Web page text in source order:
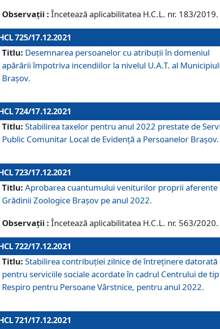
Observații : Încetează aplicabilitatea H.C.L. nr. 183/2019.
725/17.12.2021
Titlu: Desemnarea persoanelor cu atribuții în domeniul
apărării împotriva incendiilor la nivelul U.A.T. al
Brașov.
724/17.12.2021
Titlu: Stabilirea taxelor pentru anul 2022 prestate de
Public Comunitar Local de Evidență a Persoanelor Braşov.
723/17.12.2021
Titlu: Aprobarea cuantumului veniturilor proprii aferente
Grădinii Zoologice Braşov pe anul 2022.
Observații : Încetează aplicabilitatea H.C.L. nr. 563/2020.
722/17.12.2021
Titlu: Stabilirea contribuţiei zilnice de întreținere datorată
pentru serviciile sociale acordate în cadrul Centrului de tip
Respiro pentru Persoane Vârstnice, pentru anul 2022.
721/17.12.2021